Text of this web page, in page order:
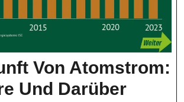
Von Atomstrom:
Und Darüber